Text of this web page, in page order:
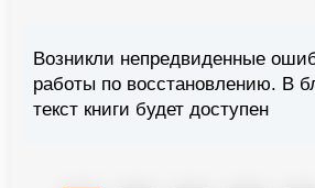
Возникли непредвиденные
работы по восстановлению. В
текст книги будет доступен